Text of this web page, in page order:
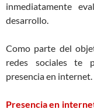
inmediatamente
desarrollo.
Como parte del
redes sociales te
presencia en internet.
Presencia en